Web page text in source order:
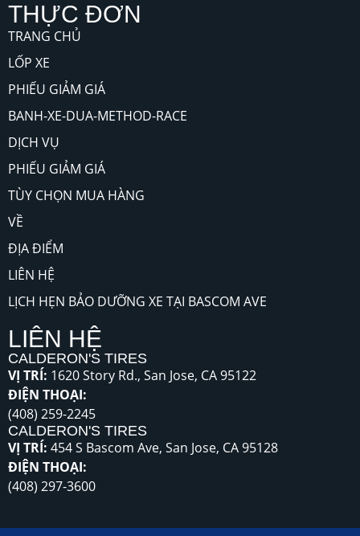
THỰC ĐƠN
TRANG CHỦ
LỐP XE
PHIẾU GIẢM GIÁ
BANH-XE-DUA-METHOD-RACE
DỊCH VỤ
PHIẾU GIẢM GIÁ
TÙY CHỌN MUA HÀNG
VỀ
ĐỊA ĐIỂM
LIÊN HỆ
LỊCH HẸN BẢO DƯỠNG XE TẠI BASCOM AVE
LIÊN HỆ
CALDERON'S TIRES
VỊ TRÍ: 1620 Story Rd., San Jose, CA 95122
ĐIỆN THOẠI:
(408) 259-2245
CALDERON'S TIRES
VỊ TRÍ: 454 S Bascom Ave, San Jose, CA 95128
ĐIỆN THOẠI:
(408) 297-3600